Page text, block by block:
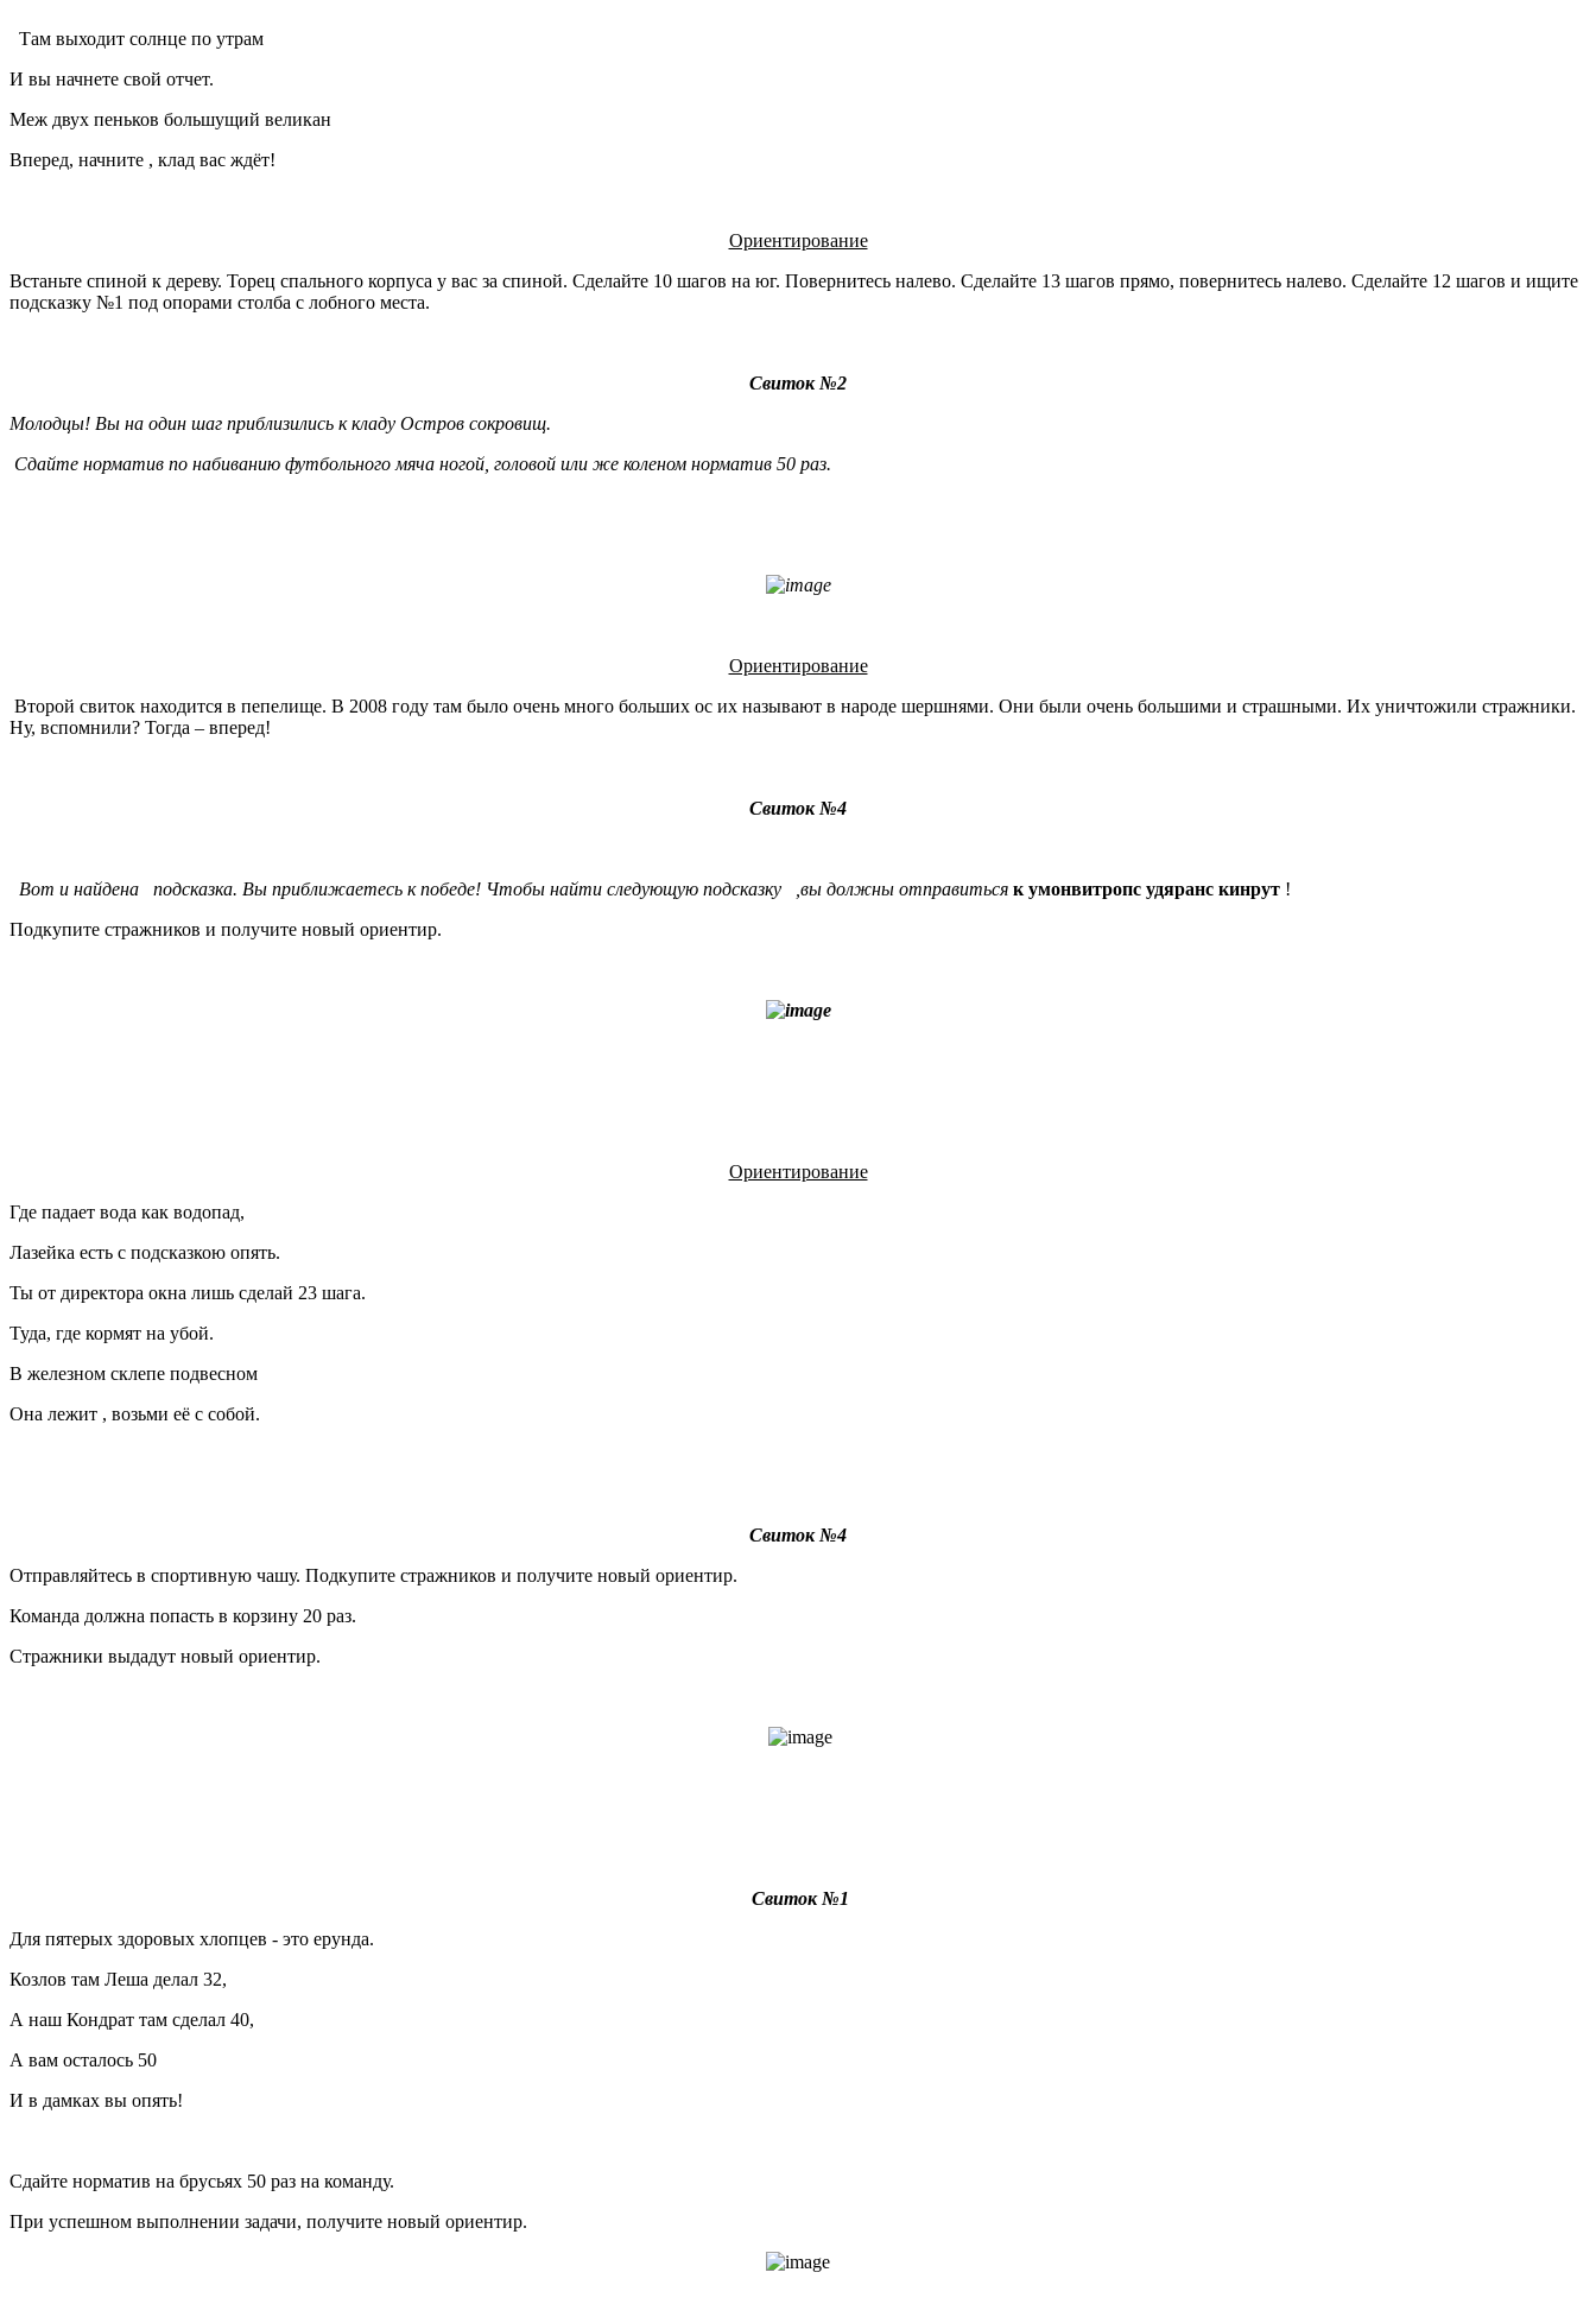
Там выходит солнце по утрам
И вы начнете свой отчет.
Меж двух пеньков большущий великан
Вперед, начните , клад вас ждёт!
Ориентирование
Встаньте спиной к дереву. Торец спального корпуса у вас за спиной. Сделайте 10 шагов на юг. Повернитесь налево. Сделайте 13 шагов прямо, повернитесь налево. Сделайте 12 шагов и ищите
подсказку №1 под опорами столба с лобного места.
Свиток №2
Молодцы! Вы на один шаг приблизились к кладу Остров сокровищ.
Сдайте норматив по набиванию футбольного мяча ногой, головой или же коленом норматив 50 раз.
Ориентирование
Второй свиток находится в пепелище. В 2008 году там было очень много больших ос их называют в народе шершнями. Они были очень большими и страшными. Их уничтожили стражники.
Ну, вспомнили? Тогда – вперед!
Свиток №4
Вот и найдена подсказка. Вы приближаетесь к победе! Чтобы найти следующую подсказку ,вы должны отправиться к умонвитропс удяранс кинрут !
Подкупите стражников и получите новый ориентир.
Ориентирование
Где падает вода как водопад,
Лазейка есть с подсказкою опять.
Ты от директора окна лишь сделай 23 шага.
Туда, где кормят на убой.
В железном склепе подвесном
Она лежит , возьми её с собой.
Свиток №4
Отправляйтесь в спортивную чашу. Подкупите стражников и получите новый ориентир.
Команда должна попасть в корзину 20 раз.
Стражники выдадут новый ориентир.
Свиток №1
Для пятерых здоровых хлопцев - это ерунда.
Козлов там Леша делал 32,
А наш Кондрат там сделал 40,
А вам осталось 50
И в дамках вы опять!
Сдайте норматив на брусьях 50 раз на команду.
При успешном выполнении задачи, получите новый ориентир.